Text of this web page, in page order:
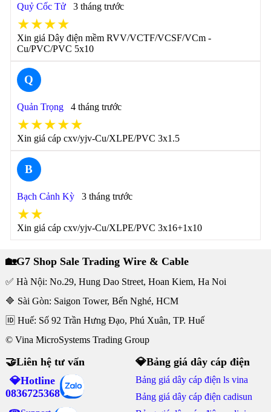
Quỷ Cốc Tử 3 tháng trước
★★★★
Xin giá Dây điện mềm RVV/VCTF/VCSF/VCm -
Cu/PVC/PVC 5x10
Q
Quản Trọng 4 tháng trước
★★★★★
Xin giá cáp cxv/yjv-Cu/XLPE/PVC 3x1.5
B
Bạch Cảnh Kỳ 3 tháng trước
★★
Xin giá cáp cxv/yjv-Cu/XLPE/PVC 3x16+1x10
🏡G7 Shop Sale Trading Wire & Cable
✅ Hà Nội: No.29, Hung Dao Street, Hoan Kiem, Ha Noi
🔷 Sài Gòn: Saigon Tower, Bến Nghé, HCM
🆔 Huế: Số 92 Trần Hưng Đạo, Phú Xuân, TP. Huế
© Vina MicroSystems Trading Group
🤝Liên hệ tư vấn
💎Hotline
0836725368
💎Bảng giá dây cáp điện
Bảng giá dây cáp điện ls vina
Bảng giá dây cáp điện cadisun